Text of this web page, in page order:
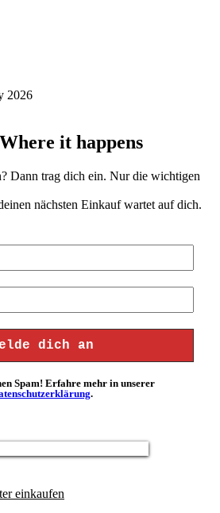
2026
it happens
Dann trag dich ein. Nur die wichtigen
nächsten Einkauf wartet auf dich.
Spam! Erfahre mehr in unserer
.
einkaufen